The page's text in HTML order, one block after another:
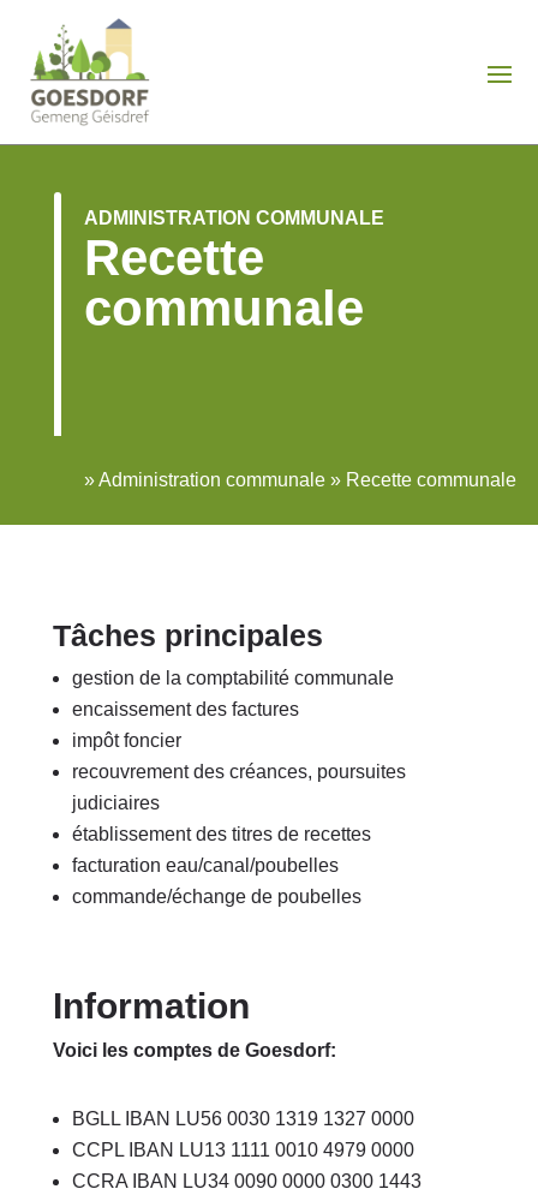
ADMINISTRATION COMMUNALE
Recette
communale
»Administration communale » Recette communale
Tâches principales
gestion de la comptabilité communale
encaissement des factures
impôt foncier
recouvrement des créances, poursuites
judiciaires
établissement des titres de recettes
facturation eau/canal/poubelles
commande/échange de poubelles
Information
Voici les comptes de Goesdorf:
BGLL IBAN LU56 0030 1319 1327 0000
CCPL IBAN LU13 1111 0010 4979 0000
CCRA IBAN LU34 0090 0000 0300 1443